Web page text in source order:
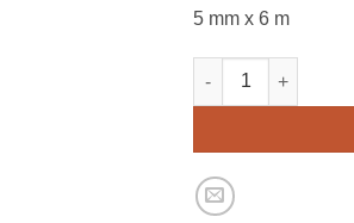
5 mm x 6 m
quantitat de